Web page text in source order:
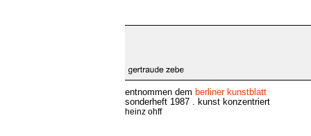
entnommen dem berliner kunstblatt
sonderheft 1987 . kunst konzentriert
heinz ohff